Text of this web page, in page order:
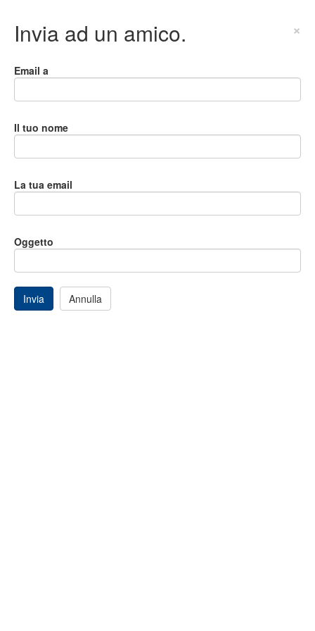
Invia ad un amico. ×
Email a
Il tuo nome
La tua email
Oggetto
Invia Annulla